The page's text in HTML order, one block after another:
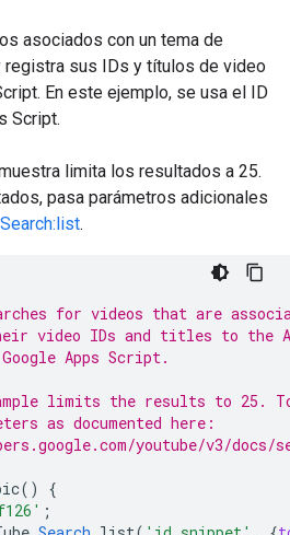
asociados con un tema de
registra sus IDs y títulos de video
En este ejemplo, se usa el ID
Script.
limita los resultados a 25.
pasa parámetros adicionales
Search:list.
for videos that are
video IDs and titles to the
Apps Script.
limits the results to 25.
as documented here:
youtube/v3/docs/
()
{
;